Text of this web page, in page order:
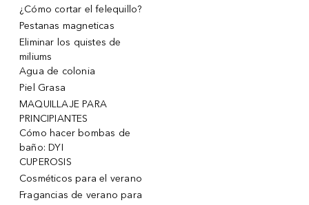
¿Cómo cortar el felequillo?
Pestanas magneticas
Eliminar los quistes de
miliums
Agua de colonia
Piel Grasa
MAQUILLAJE PARA
PRINCIPIANTES
Cómo hacer bombas de
baño: DYI
CUPEROSIS
Cosméticos para el verano
Fragancias de verano para